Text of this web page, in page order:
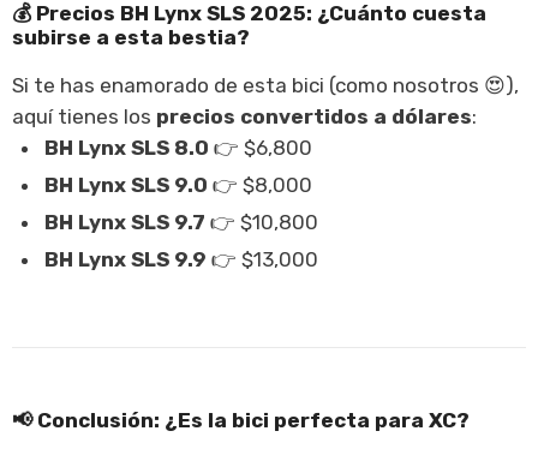
💰 Precios BH Lynx SLS 2025: ¿Cuánto cuesta
subirse a esta bestia?
Si te has enamorado de esta bici (como nosotros 😍),
aquí tienes los precios convertidos a dólares:
BH Lynx SLS 8.0 👉 $6,800
BH Lynx SLS 9.0 👉 $8,000
BH Lynx SLS 9.7 👉 $10,800
BH Lynx SLS 9.9 👉 $13,000
📢 Conclusión: ¿Es la bici perfecta para XC?